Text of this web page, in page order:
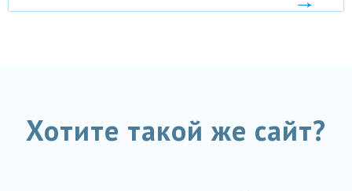
Хотите такой же сайт?